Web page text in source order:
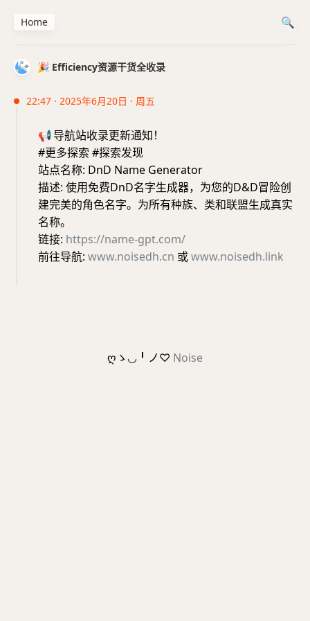
🎉 Efficiency资源干货全收录
22:47 · 2025年6月20日 · 周五
📢导航站收录更新通知！
#更多探索 #探索发现
站点名称: DnD Name Generator
描述: 使用免费DnD名字生成器，为您的D&D冒险创
建完美的角色名字。为所有种族、类和联盟生成真实
名称。
链接: https://name-gpt.com/
前往导航: www.noisedh.cn 或www.noisedh.link
Home
ღゝ◡╹ノ♡ Noise